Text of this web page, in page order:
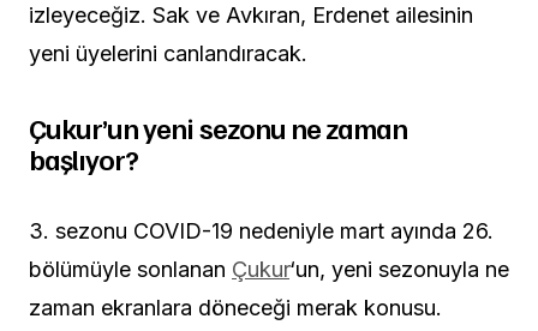
izleyeceğiz. Sak ve Avkıran, Erdenet ailesinin
yeni üyelerini canlandıracak.
Çukur’un yeni sezonu ne zaman
başlıyor?
3. sezonu COVID-19 nedeniyle mart ayında 26.
bölümüyle sonlanan Çukur‘un, yeni sezonuyla ne
zaman ekranlara döneceği merak konusu.